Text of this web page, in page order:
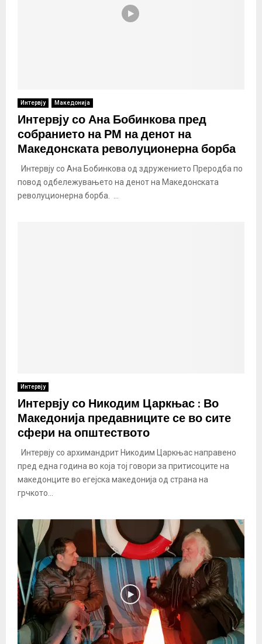
Интервју Македонија
Интервју со Ана Бобинкова пред
собранието на РМ на денот на
Македонската револуционерна борба
Интервју со Ана Бобинкова од здружението Преродба по
повод одбележувањето на денот на Македонската
револуционерна борба. ...
Интервју
Интервју со Никодим Царкњас : Во
Македонија предавниците се во сите
сфери на општеството
Интервју со архимандрит Никодим Царкњас направено
пред една година во која тој говори за притисоците на
македонците во егејска македонија од страна на
грчкото...